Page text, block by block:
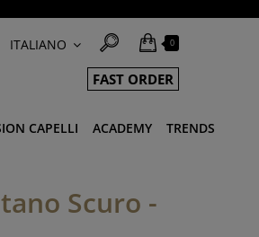
ITALIANO 0
FAST ORDER
CAPELLI ACADEMY TRENDS
Scuro -